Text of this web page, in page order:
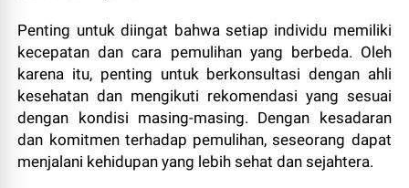
Penting untuk diingat bahwa setiap individu memiliki
kecepatan dan cara pemulihan yang berbeda. Oleh
karena itu, penting untuk berkonsultasi dengan ahli
kesehatan dan mengikuti rekomendasi yang sesuai
dengan kondisi masing-masing. Dengan kesadaran
dan komitmen terhadap pemulihan, seseorang dapat
menjalani kehidupan yang lebih sehat dan sejahtera.